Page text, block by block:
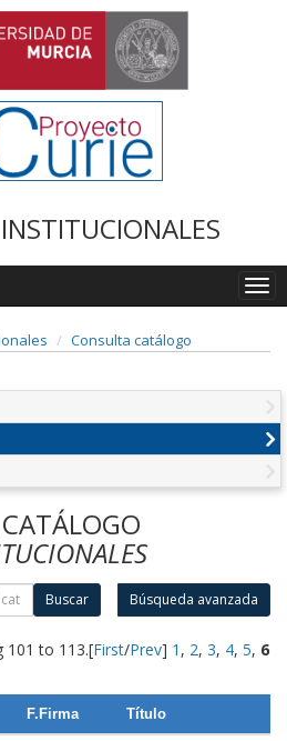
Consulta catálogo
Buscar Búsqueda avanzada
101 to 113.[First/Prev] 1 , 2, 3, 4, 5, 6
F.Firma Título